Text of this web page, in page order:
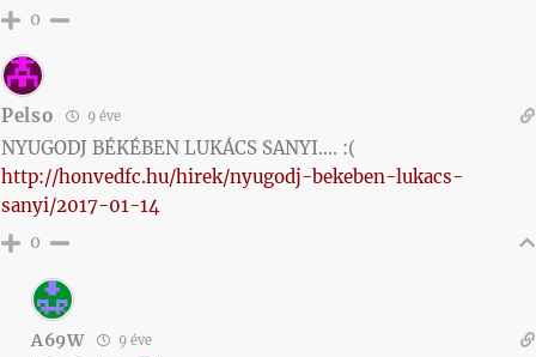
0
Pelso 9 éve
NYUGODJ BÉKÉBEN LUKÁCS SANYI…. :(
http://honvedfc.hu/hirek/nyugodj-bekeben-lukacs-
sanyi/2017-01-14
0
A69W 9 éve